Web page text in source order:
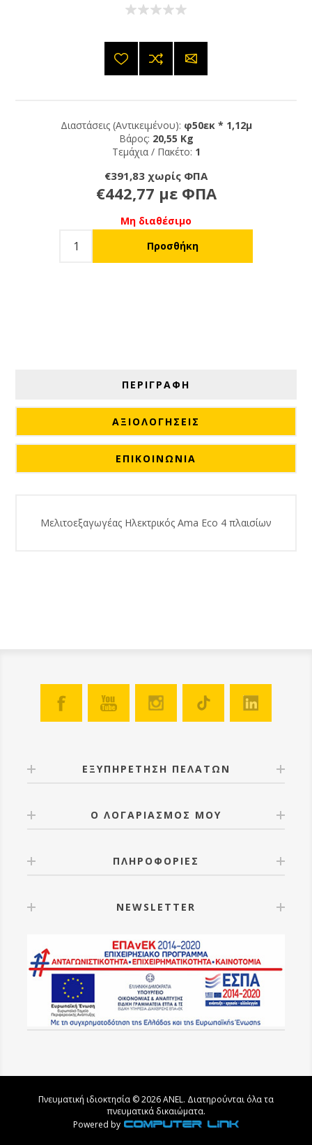
Διαστάσεις (Αντικειμένου): φ50εκ * 1,12μ
Βάρος: 20,55 Kg
Τεμάχια / Πακέτο: 1
€391,83 χωρίς ΦΠΑ
€442,77 με ΦΠΑ
Μη διαθέσιμο
ΠΕΡΙΓΡΑΦΗ
ΑΞΙΟΛΟΓΉΣΕΙΣ
ΕΠΙΚΟΙΝΩΝΙΑ
Μελιτοεξαγωγέας Ηλεκτρικός Ama Eco 4 πλαισίων
ΕΞΥΠΗΡΕΤΗΣΗ ΠΕΛΑΤΩΝ
Ο ΛΟΓΑΡΙΑΣΜΟΣ ΜΟΥ
ΠΛΗΡΟΦΟΡΙΕΣ
NEWSLETTER
Πνευματική ιδιοκτησία © 2026 ANEL. Διατηρούνται όλα τα
πνευματικά δικαιώματα.
Powered by